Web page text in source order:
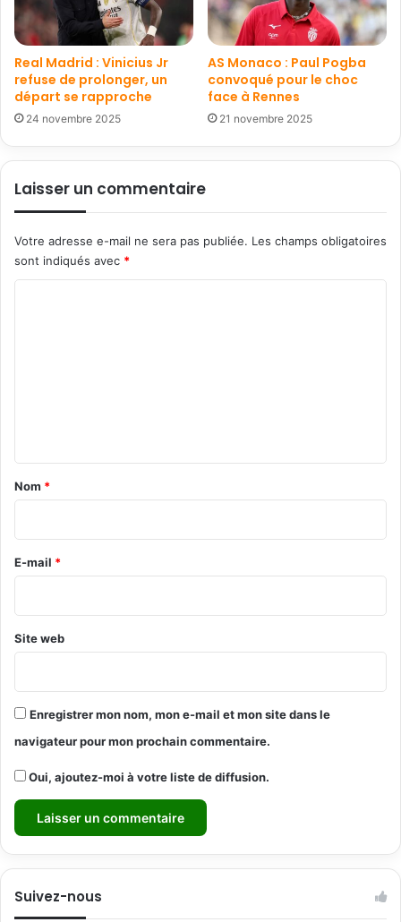
Real Madrid : Vinicius Jr
refuse de prolonger, un
départ se rapproche
24 novembre 2025
AS Monaco : Paul Pogba
convoqué pour le choc
face à Rennes
21 novembre 2025
Laisser un commentaire
Votre adresse e-mail ne sera pas publiée. Les champs obligatoires
sont indiqués avec *
a
r
e
Nom *
E-mail *
Site web
Enregistrer mon nom, mon e-mail et mon site dans le
navigateur pour mon prochain commentaire.
Oui, ajoutez-moi à votre liste de diffusion.
Suivez-nous